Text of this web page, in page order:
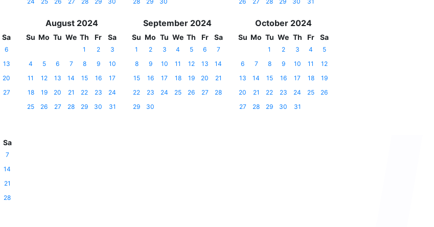
Sa
6
13
20
27
August 2024
Su Mo Tu We Th Fr Sa
1 2
3
4
5 6 7 8 9
10
11
12 13 14 15 16
17
18
19 20 21 22 23
24
25
26 27 28 29 30 31
September 2024
Su Mo Tu We Th Fr Sa
1 2 3 4 5 6
7
8
9 10 11 12 13
14
15
16 17 18 19 20
21
22
23 24 25 26 27
28
29
30
October 2024
Su Mo Tu We Th Fr Sa
1 2 3 4
5
6
7 8 9 10 11
12
13
14 15 16 17 18
19
20
21 22 23 24 25
26
27
28 29 30 31
Sa
7
14
21
28